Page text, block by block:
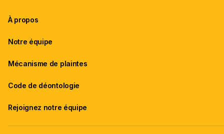
À propos
Notre équipe
Mécanisme de plaintes
Code de déontologie
Rejoignez notre équipe